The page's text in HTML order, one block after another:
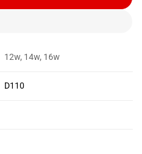
12w, 14w, 16w
D110